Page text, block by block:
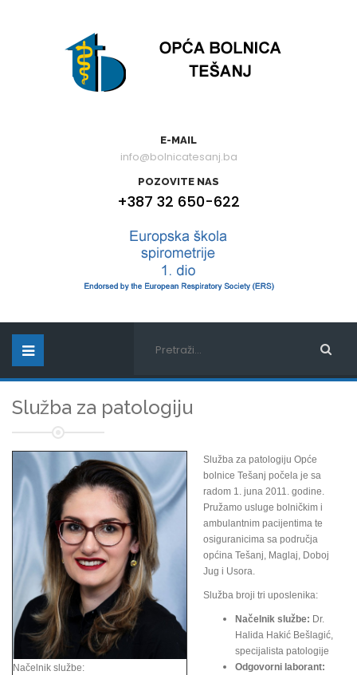
E-MAIL
info@bolnicatesanj.ba
POZOVITE NAS
+387 32 650-622
Služba za patologiju
Načelnik službe:
Služba za patologiju Opće
bolnice Tešanj počela je sa
radom 1. juna 2011. godine.
Pružamo usluge bolničkim i
ambulantnim pacijentima te
osiguranicima sa područja
općina Tešanj, Maglaj, Doboj
Jug i Usora.
Služba broji tri uposlenika:
Načelnik službe: Dr.
Halida Hakić Bešlagić,
specijalista patologije
Odgovorni laborant: